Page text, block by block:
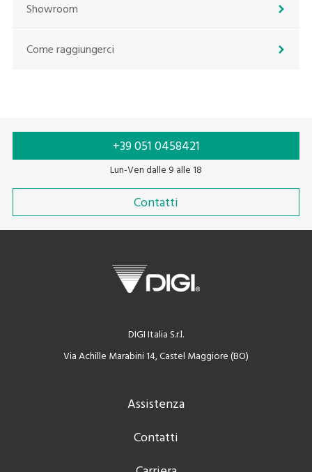
Showroom
Come raggiungerci
+39 051 0458421
Lun-Ven dalle 9 alle 18
Contatti
DIGI Italia S.r.l.
Via Achille Marabini 14, Castel Maggiore (BO)
Assistenza
Contatti